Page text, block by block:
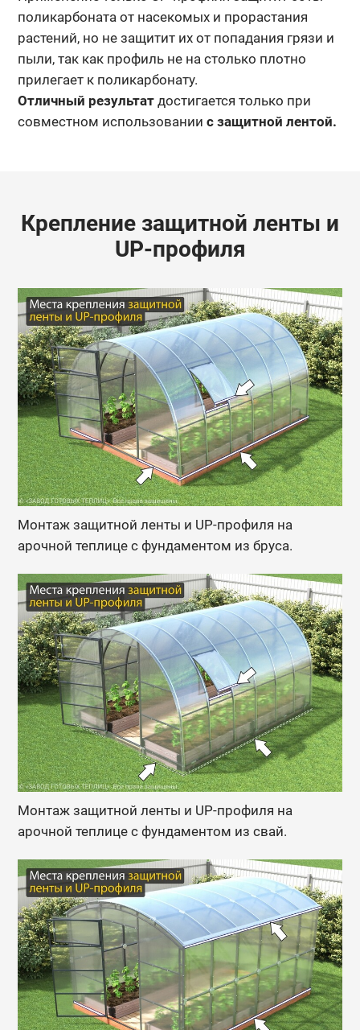
поликарбоната от насекомых и прорастания
растений, но не защитит их от попадания грязи и
пыли, так как профиль не на столько плотно
прилегает к поликарбонату.
Отличный результатдостигается только при
совместном использовании с защитной лентой.
Крепление защитной ленты и
UP-профиля
Монтаж защитной ленты и UP-профиля на
арочной теплице с фундаментом из бруса.
Монтаж защитной ленты и UP-профиля на
арочной теплице с фундаментом из свай.